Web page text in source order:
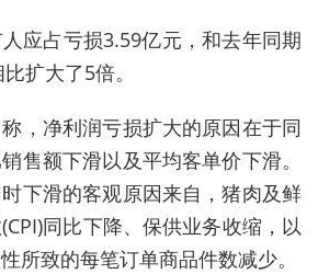
应占亏损3.59亿元，和去年同期
扩大了5倍。
，净利润亏损扩大的原因在于同
售额下滑以及平均客单价下滑。
下滑的客观原因来自，猪肉及鲜
同比下降、保供业务收缩，以
所致的每笔订单商品件数减少。